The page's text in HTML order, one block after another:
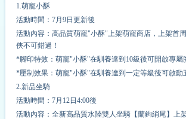
1.萌寵小酥
活動時間：7月9日更新後
活動內容：高品質萌寵"小酥"上架萌寵商店，上架首
俠不可錯過！
*腳印特效：萌寵"小酥"在馴養達到10級後可開啟專屬
*壓制效果：萌寵"小酥"在馴養達到一定等級後可啟動
2.新品坐騎
活動時間：7月12日4:00後
活動內容：全新高品質水陸雙人坐騎【蘭鉤綃尾】上